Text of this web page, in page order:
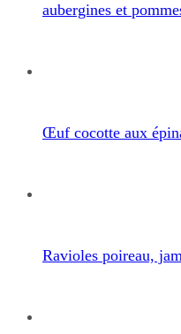
aubergines et
Œuf cocotte aux
Ravioles poireau,